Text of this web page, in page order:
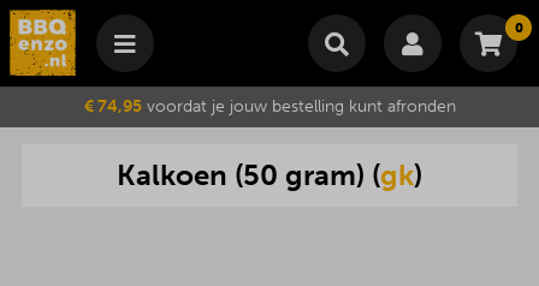
0
Winkelmand
Je winkelwagen is momenteel leeg.
Subtotaal €
Wijzig winkelmand Bestellen
€ 74,95voordat je jouw bestelling kunt afronden
Kalkoen (50 gram) (gk)